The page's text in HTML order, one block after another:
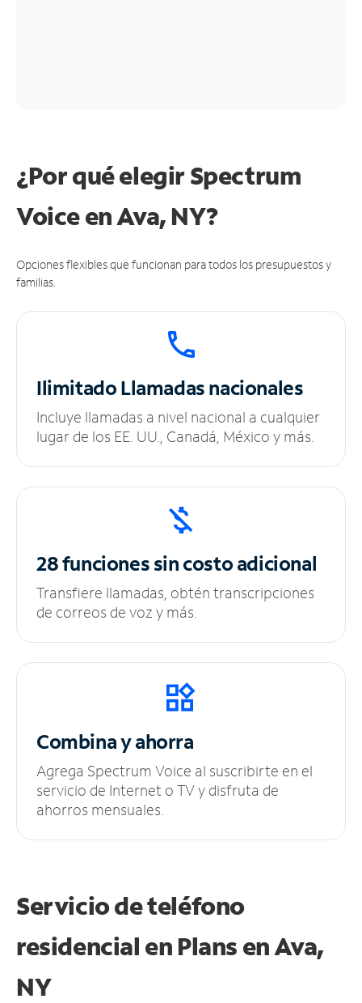
¿Por qué elegir Spectrum
Voice en Ava, NY?
Opciones flexibles que funcionan para todos los presupuestos y
familias.
IlimitadoLlamadas nacionales
Incluye llamadas a nivel nacional a cualquier
lugar de los EE. UU., Canadá, México y más.
28 funciones sincosto adicional
Transfiere llamadas, obtén transcripciones
de correos de voz y más.
Combina y ahorra
Agrega Spectrum Voice al suscribirte en el
servicio de Internet o TV y disfruta de
ahorros mensuales.
Servicio de teléfono
residencial en Plans en Ava,
NY